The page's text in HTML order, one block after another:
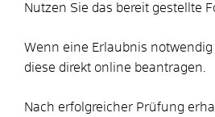
Nutzen Sie das bereit gestellte
Wenn eine Erlaubnis notwendig
diese direkt online beantragen.
Nach erfolgreicher Prüfung